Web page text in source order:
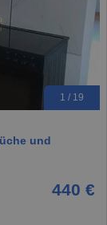
1 / 19
und
440 €